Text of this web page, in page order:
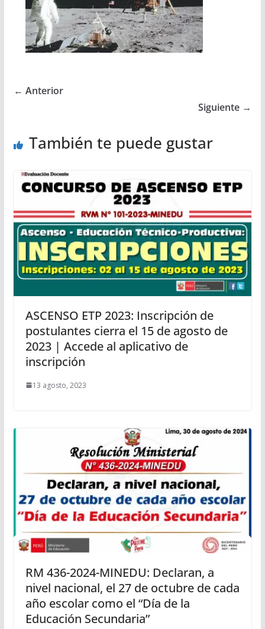
← Anterior
Siguiente →
También te puede gustar
ASCENSO ETP 2023: Inscripción de
postulantes cierra el 15 de agosto de
2023 | Accede al aplicativo de
inscripción
13 agosto, 2023
RM 436-2024-MINEDU: Declaran, a
nivel nacional, el 27 de octubre de cada
año escolar como el “Día de la
Educación Secundaria”